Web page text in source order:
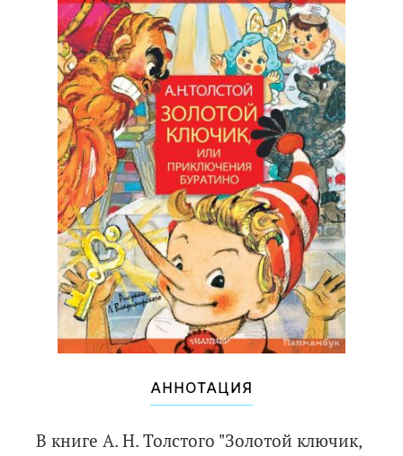
АННОТАЦИЯ
В книге А. Н. Толстого "Золотой ключик,